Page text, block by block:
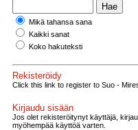
Mikä tahansa sana
Kaikki sanat
Koko hakuteksti
Rekisteröidy
Click this link to register to Suo -
Kirjaudu sisään
Jos olet rekisteröitynyt käyttäjä,
myöhempää käyttöä varten.